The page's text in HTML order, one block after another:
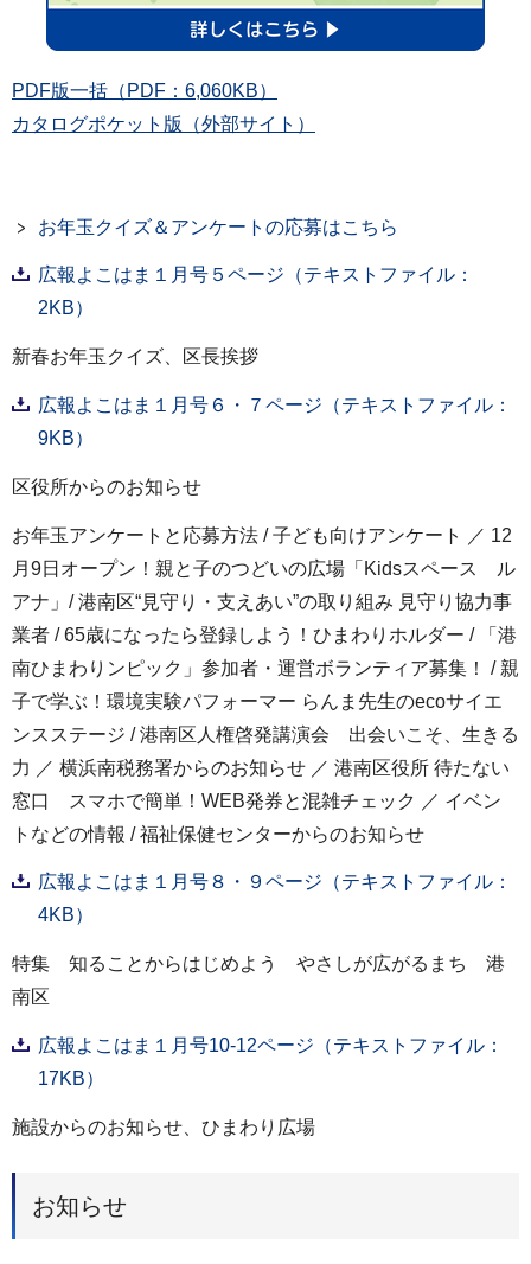
PDF版一括（PDF：6,060KB）
カタログポケット版（外部サイト）
お年玉クイズ＆アンケートの応募はこちら
広報よこはま１月号５ページ（テキストファイル：
2KB）
新春お年玉クイズ、区長挨拶
広報よこはま１月号６・７ページ（テキストファイル：
9KB）
区役所からのお知らせ
お年玉アンケートと応募方法 / 子ども向けアンケート ／ 12
月9日オープン！親と子のつどいの広場「Kidsスペース ル
アナ」/ 港南区“見守り・支えあい”の取り組み 見守り協力事
業者 / 65歳になったら登録しよう！ひまわりホルダー / 「港
南ひまわりンピック」参加者・運営ボランティア募集！ / 親
子で学ぶ！環境実験パフォーマー らんま先生のecoサイエ
ンスステージ / 港南区人権啓発講演会 出会いこそ、生きる
力 ／ 横浜南税務署からのお知らせ ／ 港南区役所 待たない
窓口 スマホで簡単！WEB発券と混雑チェック ／ イベン
トなどの情報 / 福祉保健センターからのお知らせ
広報よこはま１月号８・９ページ（テキストファイル：
4KB）
特集 知ることからはじめよう やさしが広がるまち 港
南区
広報よこはま１月号10-12ページ（テキストファイル：
17KB）
施設からのお知らせ、ひまわり広場
お知らせ